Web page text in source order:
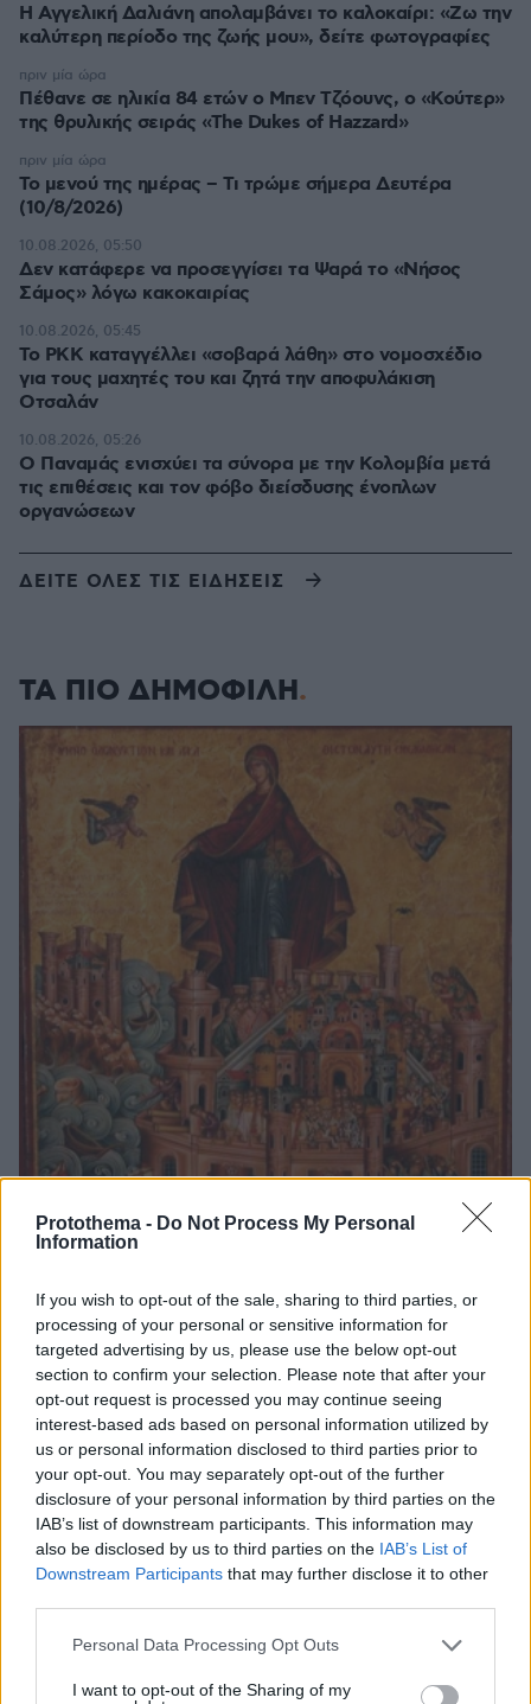
Protothema - Do Not Process My Personal
Information
If you wish to opt-out of the sale, sharing to third parties, or
processing of your personal or sensitive information for
targeted advertising by us, please use the below opt-out
section to confirm your selection. Please note that after your
opt-out request is processed you may continue seeing
interest-based ads based on personal information utilized by
us or personal information disclosed to third parties prior to
your opt-out. You may separately opt-out of the further
disclosure of your personal information by third parties on the
IAB’s list of downstream participants. This information may
also be disclosed by us to third parties on the IAB’s List of
Downstream Participants that may further disclose it to other
Please note that this website/app uses one or more Google
not limited to your visit or usage behaviour. You may click to
Personal Data Processing Opt Outs
I want to opt-out of the Sharing of my
Η Αγγελική Δαλιάνη απολαμβάνει το καλοκαίρι: «Ζω την
καλύτερη περίοδο της ζωής μου», δείτε φωτογραφίες
Πέθανε σε ηλικία 84 ετών ο Μπεν Τζόουνς, ο «Κούτερ»
της θρυλικής σειράς «The Dukes of Hazzard»
πριν μία ώρα
Το μενού της ημέρας – Τι τρώμε σήμερα Δευτέρα
(10/8/2026)
πριν μία ώρα
Δεν κατάφερε να προσεγγίσει τα Ψαρά το «Νήσος
Σάμος» λόγω κακοκαιρίας
10.08.2026, 05:50
Το PKK καταγγέλλει «σοβαρά λάθη» στο νομοσχέδιο
για τους μαχητές του και ζητά την αποφυλάκιση
Οτσαλάν
10.08.2026, 05:45
O Παναμάς ενισχύει τα σύνορα με την Κολομβία μετά
τις επιθέσεις και τον φόβο διείσδυσης ένοπλων
οργανώσεων
10.08.2026, 05:26
ΔΕΙΤΕ ΟΛΕΣ ΤΙΣ ΕΙΔΗΣΕΙΣ
ΤΑ ΠΙΟ ΔΗΜΟΦΙΛΗ
1.400 χρόνια, που γέννησε τον Ακάθιστο Ύμνο
09.08.2026, 22:48